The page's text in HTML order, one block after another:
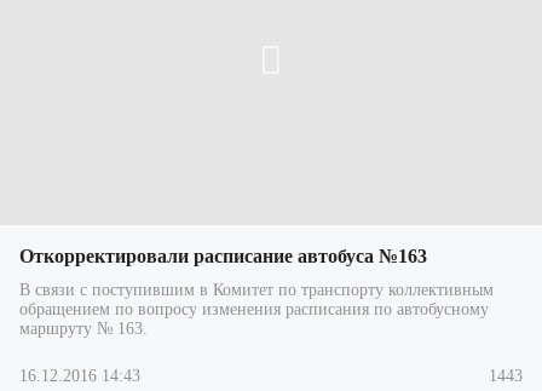
Откорректировали расписание автобуса №163
В связи с поступившим в Комитет по транспорту коллективным
обращением по вопросу изменения расписания по автобусному
маршруту № 163.
16.12.2016 14:43 1443